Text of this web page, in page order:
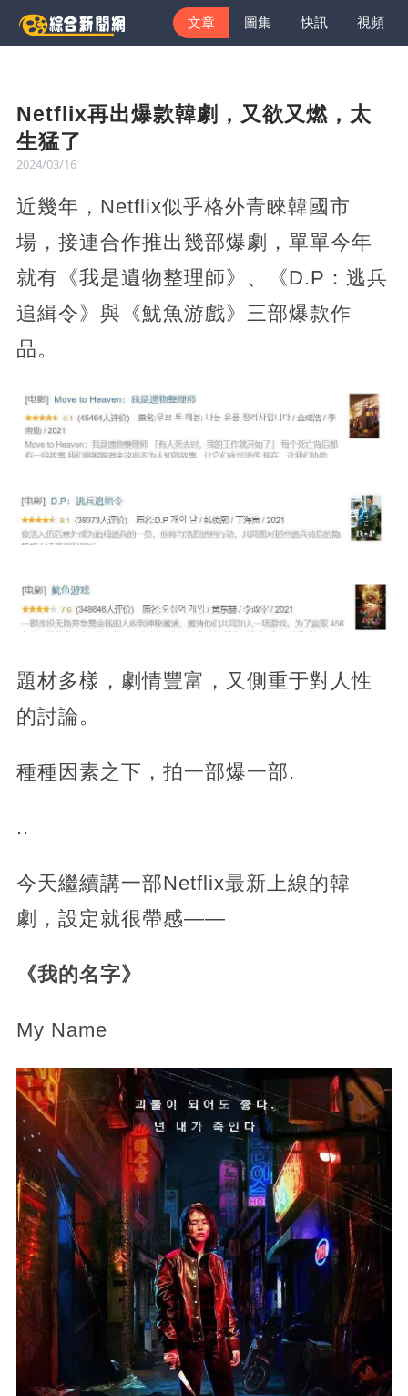
文章 圖集 快訊 視頻
Netflix再出爆款韓劇，又欲又燃，太
生猛了
2024/03/16
近幾年，Netflix似乎格外青睞韓國市
場，接連合作推出幾部爆劇，單單今年
就有《我是遺物整理師》、《D.P：逃兵
追緝令》與《魷魚游戲》三部爆款作
品。
題材多樣，劇情豐富，又側重于對人性
的討論。
種種因素之下，拍一部爆一部.
..
今天繼續講一部Netflix最新上線的韓
劇，設定就很帶感——
《我的名字》
My Name